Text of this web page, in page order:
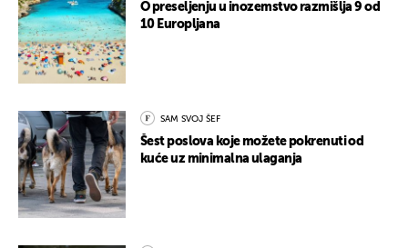
O preseljenju u inozemstvo razmišlja 9 od
10 Europljana
SAM SVOJ ŠEF
Šest poslova koje možete pokrenuti od
kuće uz minimalna ulaganja